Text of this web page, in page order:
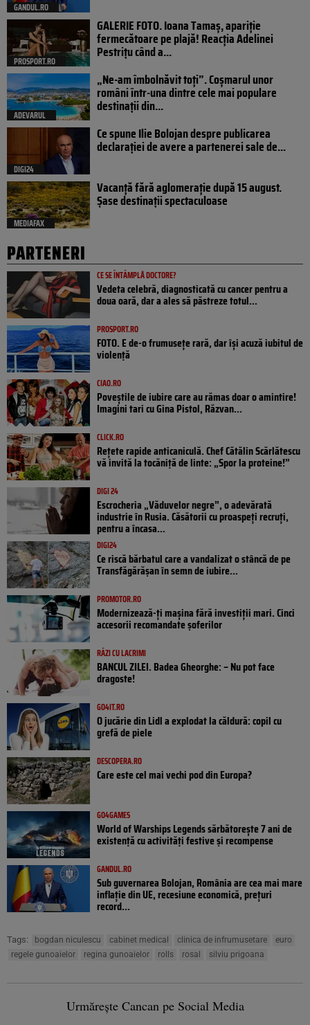
GANDUL.RO
PROSPORT.RO
GALERIE FOTO. Ioana Tamaş, apariție
fermecătoare pe plajă! Reacția Adelinei
Pestrițu când a...
ADEVARUL
„Ne-am îmbolnăvit toți”. Coșmarul unor
români într-una dintre cele mai populare
destinații din...
DIGI24
Ce spune Ilie Bolojan despre publicarea
declarației de avere a partenerei sale de...
MEDIAFAX
Vacanță fără aglomerație după 15 august.
Șase destinații spectaculoase
PARTENERI
CE SE ÎNTÂMPLĂ DOCTORE?
Vedeta celebră, diagnosticată cu cancer pentru a
doua oară, dar a ales să păstreze totul...
PROSPORT.RO
FOTO. E de-o frumusețe rară, dar își acuză iubitul de
violență
CIAO.RO
Poveştile de iubire care au rămas doar o amintire!
Imagini tari cu Gina Pistol, Răzvan...
CLICK.RO
Rețete rapide anticaniculă. Chef Cătălin Scărlătescu
vă invită la tocăniță de linte: „Spor la proteine!”
DIGI 24
Escrocheria „Văduvelor negre”, o adevărată
industrie în Rusia. Căsătorii cu proaspeți recruți,
pentru a încasa...
DIGI24
Ce riscă bărbatul care a vandalizat o stâncă de pe
Transfăgărășan în semn de iubire...
PROMOTOR.RO
Modernizează-ți mașina fără investiții mari. Cinci
accesorii recomandate șoferilor
RÂZI CU LACRIMI
BANCUL ZILEI. Badea Gheorghe: – Nu pot face
dragoste!
GO4IT.RO
O jucărie din Lidl a explodat la căldură: copil cu
grefă de piele
DESCOPERA.RO
Care este cel mai vechi pod din Europa?
GO4GAMES
World of Warships Legends sărbătorește 7 ani de
existență cu activități festive și recompense
GANDUL.RO
Sub guvernarea Bolojan, România are cea mai mare
inflație din UE, recesiune economică, prețuri
record...
Tags: bogdan niculescu cabinet medical clinica de infrumusetare
euro
regele gunoaielor
regina gunoaielor rolls rosal silviu prigoana
Urmărește Cancan pe Social Media